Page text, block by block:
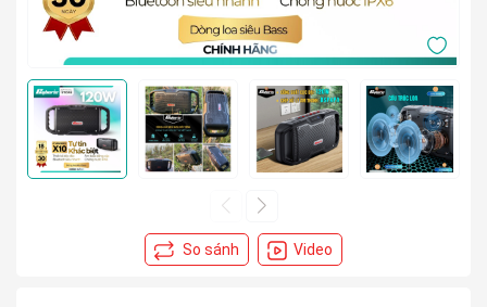
Video